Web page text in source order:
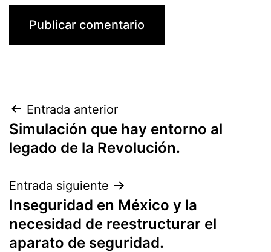
Navegación
de
Entrada anterior
Simulación que hay entorno al
legado de la Revolución.
Entrada siguiente
Inseguridad en México y la
necesidad de reestructurar el
aparato de seguridad.